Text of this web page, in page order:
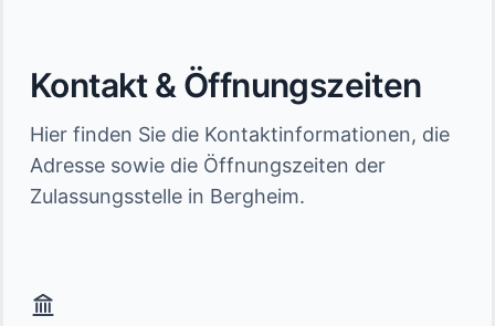
Kontakt & Öffnungszeiten
Hier finden Sie die Kontaktinformationen, die
Adresse sowie die Öffnungszeiten der
Zulassungsstelle in Bergheim.